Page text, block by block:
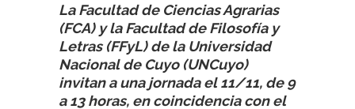
La Facultad de Ciencias Agrarias
(FCA) y la Facultad de Filosofía y
Letras (FFyL) de la Universidad
Nacional de Cuyo (UNCuyo)
invitan a una jornada el 11/11, de 9
a 13 horas, en coincidencia con el